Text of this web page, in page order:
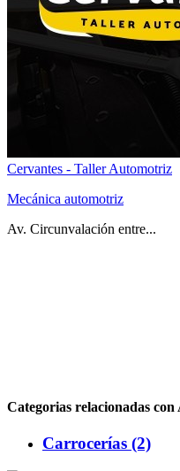
Cervantes - Taller Automotriz
Mecánica automotriz
Av. Circunvalación entre...
Categorias relacionadas
Carrocerías (2)